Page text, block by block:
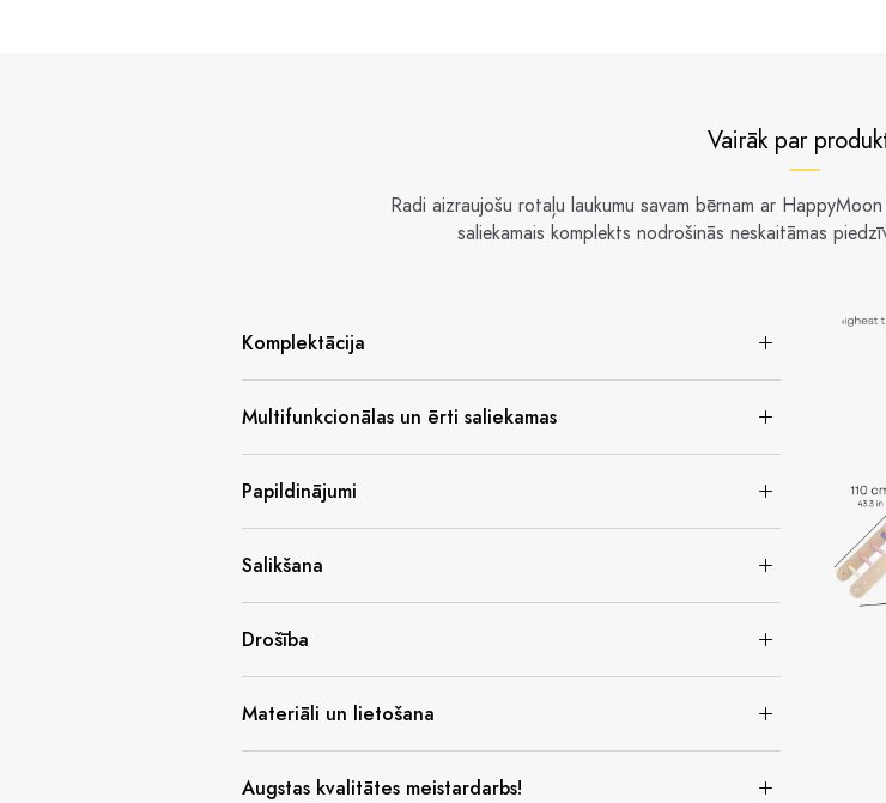
Vairāk par
Radi aizraujošu rotaļu laukumu savam bērnam ar
saliekamais komplekts nodrošinās neskaitāmas
Komplektācija
Multifunkcionālas un ērti saliekamas
Papildinājumi
Salikšana
Drošība
Materiāli un lietošana
Augstas kvalitātes meistardarbs!